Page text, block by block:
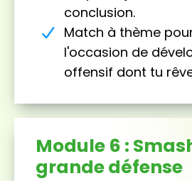
conclusion.
Match à thème
l'occasion de
offensif dont tu
Module 6 :
grande défense